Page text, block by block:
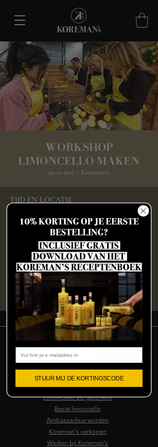
WORKSHOP
LIMONCELLO MAKEN
zo 10 mei Koreman's
TIJD EN LOCATIE
10 mei 2026, 12:30 – 15:00
Koreman's, IABC 5260A, 4814 RD Breda
zo 09 aug, 16:00
vr 14 aug, 15:00
vr 14 aug, 19:00
Bekijk alle 127 datums
Algemene voorwaarden
Veelgestelde vragen
Limoncello als geschenk
Beste limoncello
Ambassadeur worden
Koreman's verkopen
Werken bij Koreman's
STUUR MIJ DE KORTINGSCODE